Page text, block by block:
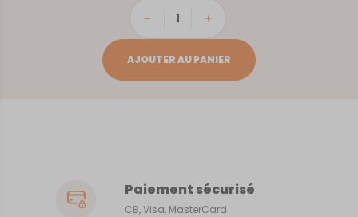
quantité
Rennes
AJOUTER AU PANIER
Paiement sécurisé
CB, Visa, MasterCard